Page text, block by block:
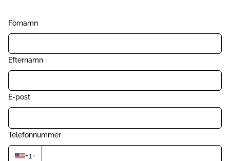
Förnamn
Efternamn
E-post
Telefonnummer
+1